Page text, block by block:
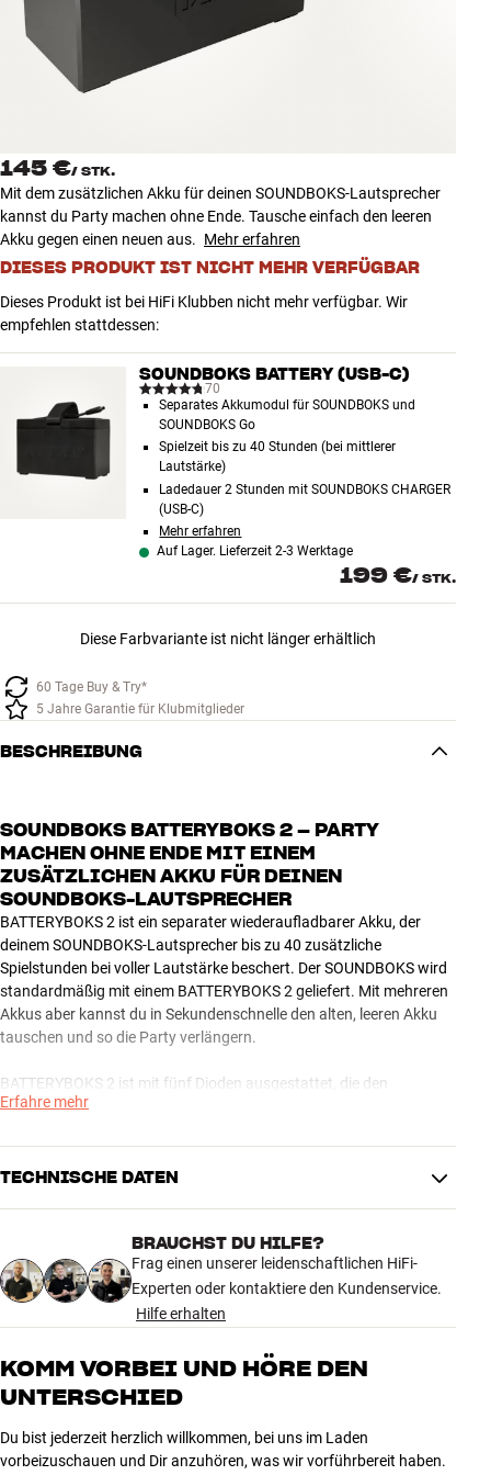
INSPIRATION
NEUHEITEN
ANGEBOTE
Store Finden
Kundendienst
145 €/ STK.
Mit dem zusätzlichen Akku für deinen SOUNDBOKS-Lautsprecher
kannst du Party machen ohne Ende. Tausche einfach den leeren
Akku gegen einen neuen aus. Mehr erfahren
DIESES PRODUKT IST NICHT MEHR VERFÜGBAR
Dieses Produkt ist bei HiFi Klubben nicht mehr verfügbar. Wir
empfehlen stattdessen:
SOUNDBOKS BATTERY (USB-C)
70
Separates Akkumodul für SOUNDBOKS und
SOUNDBOKS Go
Spielzeit bis zu 40 Stunden (bei mittlerer
Lautstärke)
Ladedauer 2 Stunden mit SOUNDBOKS CHARGER
(USB-C)
Mehr erfahren
Auf Lager. Lieferzeit 2-3 Werktage
199 €/ STK.
Diese Farbvariante ist nicht länger erhältlich
60 Tage Buy & Try*
5 Jahre Garantie für Klubmitglieder
BESCHREIBUNG
SOUNDBOKS BATTERYBOKS 2 – PARTY
MACHEN OHNE ENDE MIT EINEM
ZUSÄTZLICHEN AKKU FÜR DEINEN
SOUNDBOKS-LAUTSPRECHER
BATTERYBOKS 2 ist ein separater wiederaufladbarer Akku, der
deinem SOUNDBOKS-Lautsprecher bis zu 40 zusätzliche
Spielstunden bei voller Lautstärke beschert. Der SOUNDBOKS wird
standardmäßig mit einem BATTERYBOKS 2 geliefert. Mit mehreren
Akkus aber kannst du in Sekundenschnelle den alten, leeren Akku
tauschen und so die Party verlängern.
BATTERYBOKS 2 ist mit fünf Dioden ausgestattet, die den
Ladestand anzeigen. Auf diese Weise wirst du nicht von der Stille
Tag der Party nicht mehr weißt, ob du den Akku aufgeladen hast,
kannst du das ganz schnell kontrollieren. Das komplette Aufladen
BATTERYBOKS 2 ist in schwarzem Finish erhältlich.
Mehr von SOUNDBOKS
Erfahre mehr
TECHNISCHE DATEN
Max. Akkulaufzeit
40
Ladezeit
MASSE UND DESIGN
Farbe
Gewicht der Verpackung (kg)
1,97
15 x 11 x 21 cm (breite x höhe x
BRAUCHST DU HILFE?
Frag einen unserer leidenschaftlichen HiFi-
Experten oder kontaktiere den Kundenservice.
Hilfe erhalten
KOMM VORBEI UND HÖRE DEN
UNTERSCHIED
Du bist jederzeit herzlich willkommen, bei uns im Laden
vorbeizuschauen und Dir anzuhören, was wir vorführbereit haben.